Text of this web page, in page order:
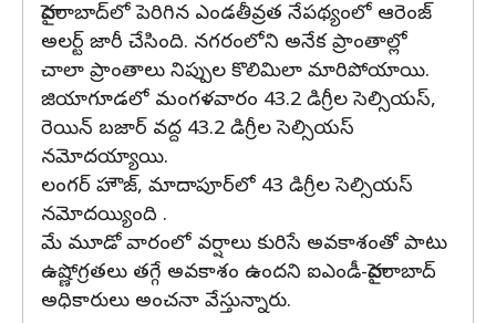
హైదరాబాద్‌లో పెరిగిన ఎండతీవ్రత నేపథ్యంలో ఆరెంజ్
అలర్ట్ జారీ చేసింది. నగరంలోని అనేక ప్రాంతాల్లో
చాలా ప్రాంతాలు నిప్పుల కొలిమిలా మారిపోయాయి.
జియాగూడలో మంగళవారం 43.2 డిగ్రీల సెల్సియస్,
రెయిన్ బజార్ వద్ద 43.2 డిగ్రీల సెల్సియస్
నమోదయ్యాయి.
లంగర్ హౌజ్, మాదాపూర్‌లో 43 డిగ్రీల సెల్సియస్‌
నమోదయ్యింది .
మే మూడో వారంలో వర్షాలు కురిసే అవకాశంతో పాటు
ఉష్ణోగ్రతలు తగ్గే అవకాశం ఉందని ఐఎండీ-హైదరాబాద్
అధికారులు అంచనా వేస్తున్నారు.